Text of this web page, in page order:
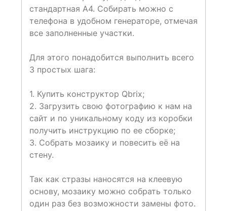
стандартная А4. Собирать можно с
телефона в удобном генераторе, отмечая
все заполненные участки.
Для этого понадобится выполнить всего
3 простых шага:
1. Купить конструктор Qbrix;
2. Загрузить свою фотографию к нам на
сайт и по уникальному коду из коробки
получить инструкцию по ее сборке;
3. Собрать мозаику и повесить её на
стену.
Так как стразы наносятся на клеевую
основу, мозаику можно собрать только
один раз без возможности замены фото.